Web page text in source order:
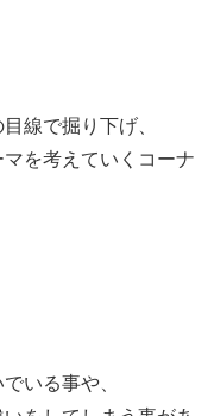
線で掘り下げ、
を考えていくコーナ
いる事や、